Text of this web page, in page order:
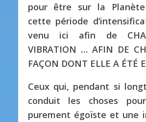
pour être sur la
cette période
venu ici afin de
VIBRATION … AFIN DE
FAÇON DONT ELLE A ÉTÉ
Ceux qui, pendant si
conduit les choses
purement égoïste et une